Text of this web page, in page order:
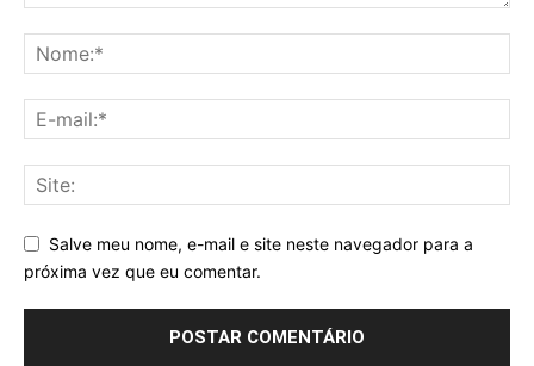
Salve meu nome, e-mail e site neste navegador para a
próxima vez que eu comentar.